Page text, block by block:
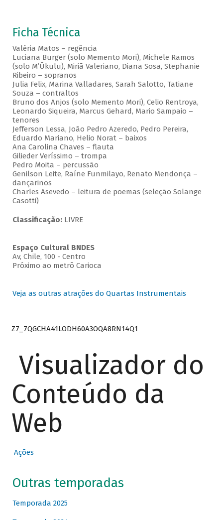
Ficha Técnica
Valéria Matos – regência
Luciana Burger (solo Memento Mori), Michele Ramos
(solo M’Ûkulu), Miriã Valeriano, Diana Sosa, Stephanie
Ribeiro – sopranos
Julia Felix, Marina Valladares, Sarah Salotto, Tatiane
Souza – contraltos
Bruno dos Anjos (solo Memento Mori), Celio Rentroya,
Leonardo Siqueira, Marcus Gehard, Mario Sampaio –
tenores
Jefferson Lessa, João Pedro Azeredo, Pedro Pereira,
Eduardo Mariano, Helio Norat – baixos
Ana Carolina Chaves – flauta
Gilieder Veríssimo – trompa
Pedro Moita – percussão
Genilson Leite, Raíne Funmilayo, Renato Mendonça –
dançarinos
Charles Asevedo – leitura de poemas (seleção Solange
Casotti)
Classificação: LIVRE
Espaço Cultural BNDES
Av, Chile, 100 - Centro
Próximo ao metrô Carioca
Veja as outras atrações do Quartas Instrumentais
Z7_7QGCHA41LODH60A3OQA8RN14Q1
Visualizador do
Conteúdo da
Web
Ações
Outras temporadas
Temporada 2025